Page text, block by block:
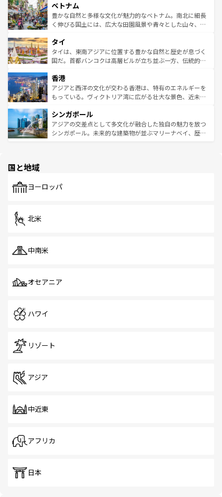
参照してほしい。
容にもいいと評判のスイーツなど、バラエティ豊かな料理
が味わえる。 なお、新着の台湾情報は コンテンツ一覧を参
照してほしい。
き、地方に足を延ばせば四季折々の自然美を楽しむことが
できる。そして、キムチや焼肉、絶品のストリートフード
まで、さまざまな韓国料理が待っている。夜には、韓国な
リティに包まれながら、韓国の多彩な魅力を心ゆくまで味
わってみてほしい。 なお、新着の韓国情報はコンテンツ一
覧を参照してほしい。
ベトナム
豊かな自然と多様な文化が魅力的なベトナム。南北に細長
く伸びる国土には、広大な田園風景や青々とした山々、世
急速な発展と共に伝統が息づく。ハノイの古い町並みやホ
ーチミン市のフランス統治時代の建物も、独特の雰囲気を
醸し出している。また、バラエティの豊かさとおいしさで
とつ。フォーやバインミー、ベトナムコーヒーなどは、ぜ
ひ現地で味わいたい。どの地域を訪れてもあたたかい人々
が旅行者を迎えてくれるので、きっと忘れられない旅にな
参照してほしい。
タイ
タイは、東南アジアに位置する豊かな自然と歴史が息づく
国だ。首都バンコクは高層ビルが立ち並ぶ一方、伝統的な
の活気が交差している。北部ではチェンマイなどの山岳地
帯で自然と触れ合い、南部ではプーケットやクラビの美し
いビーチでリゾート気分を楽しむことができる。タイ料理
激する。気候は一年中温暖で、どの季節にも異なる楽しみ
が待っている。親しみやすいタイの人々、仏教を中心とし
た文化、そして多様な観光資源が、訪れる旅人を魅了し続
香港
アジアと西洋の文化が交わる香港は、特有のエネルギーを
もっている。ヴィクトリア湾に広がる壮大な景色、近未来
み、どこを訪れても感動するはず。観光スポットが密集し
ており、効率よく見どころを回れるのも魅力。息をのむよ
うな絶景から文化的な体験まで、香港を存分に楽しみ尽く
シンガポール
アジアの交差点として多文化が融合した独自の魅力を放つ
シンガポール。未来的な建築物が並ぶマリーナベイ、歴史
で、ホーカーズは地元の風情を楽しめる外せないスポット
国と地域
ヨーロッパ
北米
中南米
オセアニア
ハワイ
リゾート
アジア
中近東
アフリカ
日本